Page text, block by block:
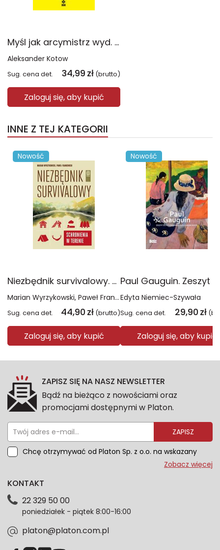
Myśl jak arcymistrz wyd. 2022
Aleksander Kotow
Sug. cena det. 34,99 zł (brutto)
Zaloguj się, aby kupić
INNE Z TEJ KATEGORII
Nowość
Niezbędnik survivalowy. Schronienia w terenie
Marian Wyrzykowski Paweł Frankowski
Sug. cena det. 44,90 zł (brutto)
Zaloguj się, aby kupić
Nowość
Edyta Niemiec-Szywała
Sug. cena det. 29,90 zł
Zaloguj się, aby kupić
ZAPISZ SIĘ NA NASZ NEWSLETTER
Bądź na bieżąco z nowościami oraz
promocjami dostępnymi w Platon.
ZAPISZ
Chcę otrzymywać od Platon Sp. z o.o. na wskazany
przeze mnie adres e-mail informacje marketingowe
dotyczące danych osobowych znajdziesz w naszej
każdym czasie. Wycofanie zgody nie wpłynie na
zgodność z prawem przetwarzania dokonanego przed
Zobacz więcej
KONTAKT
22 329 50 00
poniedziałek - piątek 8:00-16:00
platon@platon.com.pl